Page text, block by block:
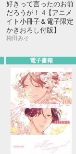
好きって言ったのお前
だろうが！ 4【アニメ
イト小冊子＆電子限定
かきおろし付版】
梅田みそ
電子書籍
10月
WED THU